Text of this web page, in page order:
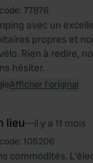
77876
avec un
propres et
Rien à redire,
hésiter.
Afficher l'original
lieu—il y a 11 mois
105206
commodités.